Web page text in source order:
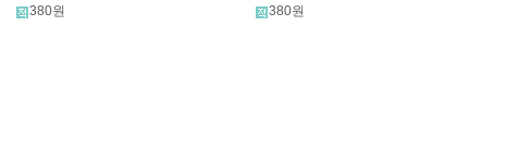
380원
380원